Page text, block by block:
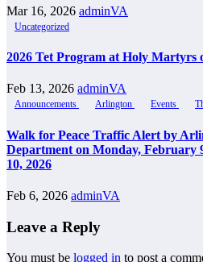
Mar 16, 2026 adminVA
Uncategorized
2026 Tet Program at Holy Martyrs
Feb 13, 2026 adminVA
Announcements Arlington Events
Walk for Peace Traffic Alert by
Department on Monday, February
10, 2026
Feb 6, 2026 adminVA
Leave a Reply
You must be logged in to post a